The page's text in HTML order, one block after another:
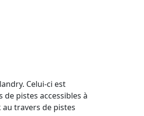
Celui-ci est
pistes accessibles à
travers de pistes